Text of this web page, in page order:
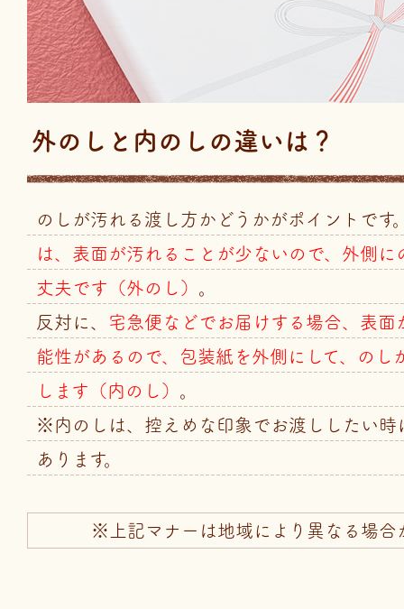
外のしと内のしの違いは？
のしが汚れる渡し方かどうかがポイントです
は、表面が汚れることが少ないので、外側に
丈夫です（外のし） 。
反対に、 宅急便などでお届けする場合、表面
能性があるので、包装紙を外側にして、のし
します（内のし） 。
※内のしは、控えめな印象でお渡ししたい時
あります。
※上記マナーは地域により異なる場合